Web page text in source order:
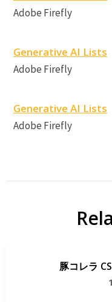
Adobe Firefly
Generative AI Lists
Adobe Firefly
Generative AI Lists
Adobe Firefly
豚コレラ